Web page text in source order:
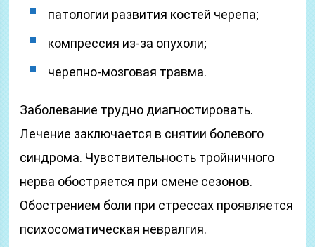
патологии развития костей черепа;
компрессия из-за опухоли;
черепно-мозговая травма.
Заболевание трудно диагностировать.
Лечение заключается в снятии болевого
синдрома. Чувствительность тройничного
нерва обостряется при смене сезонов.
Обострением боли при стрессах проявляется
психосоматическая невралгия.